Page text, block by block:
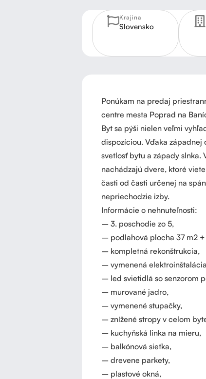
Krajina
Slovensko
Ponúkam na predaj
centre mesta Poprad na
Byt sa pýši nielen veľmi
dispozíciou. Vďaka
svetlosť bytu a západy slnka.
nachádzajú dvere, ktoré
časti od časti určenej na
nepriechodzie izby.
Informácie o nehnuteľnosti:
– 3. poschodie zo 5,
– podlahová plocha 37 m2
– kompletná rekonštrukcia,
– vymenená
– led svietidlá so senzorom
– murované jadro,
– vymenené stupačky,
– znížené stropy v celom
– kuchyňská linka na mieru,
– balkónová sieťka,
– drevene parkety,
– plastové okná,